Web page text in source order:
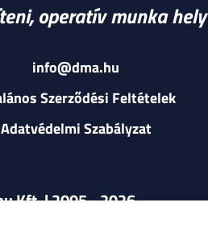
operatív munka
info@dma.hu
Szerződési Feltételek
Adatvédelmi Szabályzat
Kft. | 2005 - 2026